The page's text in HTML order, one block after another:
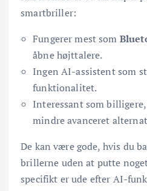
smartbriller:
Fungerer mest som
åbne højttalere.
Ingen AI-assistent som
funktionalitet.
Interessant som
mindre avanceret
De kan være gode, hvis du
brillerne uden at putte
specifikt er ude efter AI-